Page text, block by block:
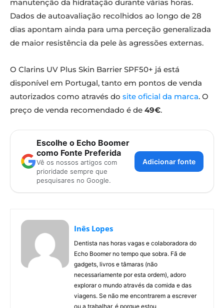
manutenção da hidratação durante várias horas.
Dados de autoavaliação recolhidos ao longo de 28
dias apontam ainda para uma perceção generalizada
de maior resistência da pele às agressões externas.
O Clarins UV Plus Skin Barrier SPF50+ já está
disponível em Portugal, tanto em pontos de venda
autorizados como através do site oficial da marca. O
preço de venda recomendado é de 49€.
Escolhe o Echo Boomer
como Fonte Preferida
Vê os nossos artigos com
prioridade sempre que
pesquisares no Google.
Adicionar fonte
Inês Lopes
Dentista nas horas vagas e colaboradora do
Echo Boomer no tempo que sobra. Fã de
gadgets, livros e tâmaras (não
necessariamente por esta ordem), adoro
explorar o mundo através da comida e das
viagens. Se não me encontrarem a escrever
ou a trabalhar, é porque estou